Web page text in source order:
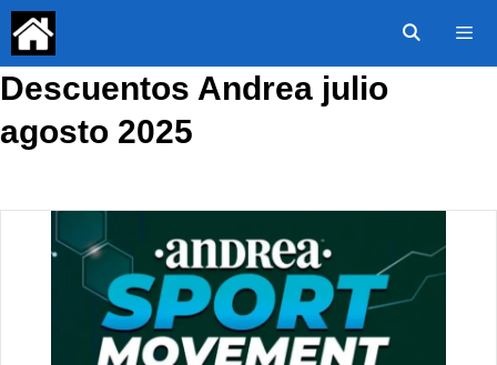
Saltar
contenido
Descuentos Andrea julio
agosto 2025